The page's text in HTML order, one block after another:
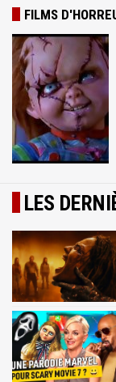
FILMS
LES